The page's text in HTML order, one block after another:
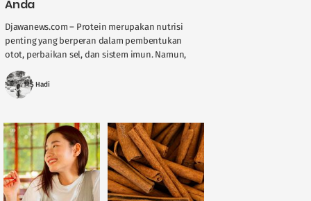
Anda
Djawanews.com – Protein merupakan nutrisi
penting yang berperan dalam pembentukan
otot, perbaikan sel, dan sistem imun. Namun,
kebutuhan protein tiap orang tidaklah sama.
Faktor seperti usia, jenis ....
MS Hadi